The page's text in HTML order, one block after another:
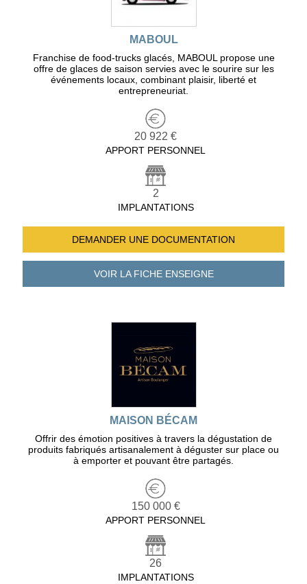
MABOUL
Franchise de food-trucks glacés, MABOUL propose une
offre de glaces de saison servies avec le sourire sur les
événements locaux, combinant plaisir, liberté et
entrepreneuriat.
20 922 €
APPORT PERSONNEL
2
IMPLANTATIONS
DEMANDER UNE DOCUMENTATION
VOIR LA FICHEENSEIGNE
MAISON BÉCAM
Offrir des émotion positives à travers la dégustation de
produits fabriqués artisanalement à déguster sur place ou
à emporter et pouvant être partagés.
150 000 €
APPORT PERSONNEL
26
IMPLANTATIONS